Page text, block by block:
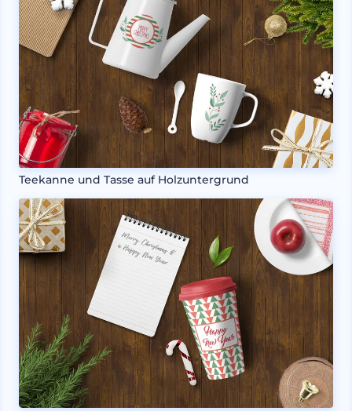
Teekanne und Tasse auf Holzuntergrund